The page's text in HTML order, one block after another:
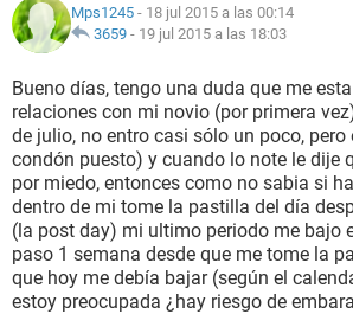
NUTRICIÓN
BIENESTAR
SEXUALIDAD
GLOSARIO
Mps1245 - 18 jul 2015 a las 00:14
3659 - 19 jul 2015 a las 18:03
Bueno días, tengo una duda que me
relaciones con mi novio (por primera
de julio, no entro casi sólo un poco, pero
condón puesto) y cuando lo note le dije
por miedo, entonces como no sabia si
dentro de mi tome la pastilla del día
(la post day) mi ultimo periodo me bajo
paso 1 semana desde que me tome la
que hoy me debía bajar (según el
estoy preocupada ¿hay riesgo de